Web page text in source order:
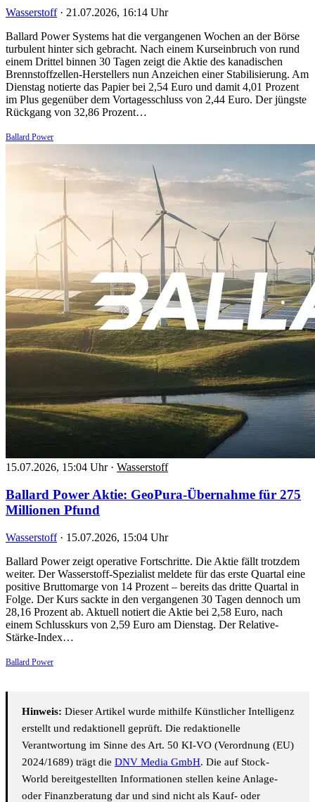
Wasserstoff · 21.07.2026, 16:14 Uhr
Ballard Power Systems hat die vergangenen Wochen an der Börse
turbulent hinter sich gebracht. Nach einem Kurseinbruch von rund
einem Drittel binnen 30 Tagen zeigt die Aktie des kanadischen
Brennstoffzellen-Herstellers nun Anzeichen einer Stabilisierung. Am
Dienstag notierte das Papier bei 2,54 Euro und damit 4,01 Prozent
im Plus gegenüber dem Vortagesschluss von 2,44 Euro. Der jüngste
Rückgang von 32,86 Prozent…
Ballard Power
15.07.2026, 15:04 Uhr · Wasserstoff
Ballard Power Aktie: GeoPura-Übernahme für 275
Millionen Pfund
Wasserstoff · 15.07.2026, 15:04 Uhr
Ballard Power zeigt operative Fortschritte. Die Aktie fällt trotzdem
weiter. Der Wasserstoff-Spezialist meldete für das erste Quartal eine
positive Bruttomarge von 14 Prozent – bereits das dritte Quartal in
Folge. Der Kurs sackte in den vergangenen 30 Tagen dennoch um
28,16 Prozent ab. Aktuell notiert die Aktie bei 2,58 Euro, nach
einem Schlusskurs von 2,59 Euro am Dienstag. Der Relative-
Stärke-Index…
Ballard Power
Hinweis: Dieser Artikel wurde mithilfe Künstlicher Intelligenz
erstellt und redaktionell geprüft. Die redaktionelle
Verantwortung im Sinne des Art. 50 KI-VO (Verordnung (EU)
2024/1689) trägt die DNV Media GmbH. Die auf Stock-
World bereitgestellten Informationen stellen keine Anlage-
oder Finanzberatung dar und sind nicht als Kauf- oder